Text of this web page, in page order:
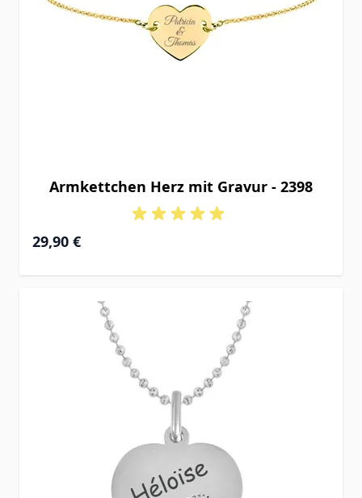
Armkettchen Herz mit Gravur - 2398
29,90 €